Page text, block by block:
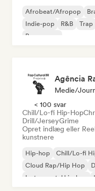
Afrobeat/Afropop
Indie-pop
R&B Trap
Bossa nova
Agência
Medie/
< 100 svar
Chill/Lo-fi Hip-Hop
Drill/JerseyGrime
Opret indlæg eller
kunstnere
Hip-hop Chill/Lo-fi
Cloud Rap/Hip Hop
Instrumental hip-hop